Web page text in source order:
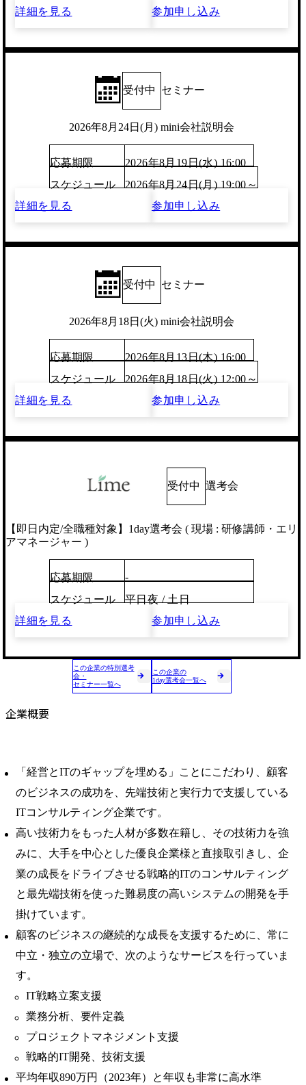
詳細を見る
参加申し込み
受付中 セミナー
2026年8月24日(月) mini会社説明会
応募期限
2026年8月19日(水) 16:00
スケジュール
2026年8月24日(月) 19:00～
詳細を見る
参加申し込み
受付中 セミナー
2026年8月18日(火) mini会社説明会
応募期限
2026年8月13日(木) 16:00
スケジュール
2026年8月18日(火) 12:00～
詳細を見る
参加申し込み
受付中 選考会
【即日内定/全職種対象】1day選考会 ( 現場 : 研修講師・エリ
アマネージャー )
応募期限
-
スケジュール
平日夜 / 土日
詳細を見る
参加申し込み
この企業の特別選考
会・
セミナー一覧へ
この企業の
1day選考会一覧へ
企業概要
「経営とITのギャップを埋める」ことにこだわり、顧客
のビジネスの成功を、先端技術と実行力で支援している
ITコンサルティング企業です。
高い技術力をもった人材が多数在籍し、その技術力を強
みに、大手を中心とした優良企業様と直接取引きし、企
業の成長をドライブさせる戦略的ITのコンサルティング
と最先端技術を使った難易度の高いシステムの開発を手
掛けています。
顧客のビジネスの継続的な成長を支援するために、常に
中立・独立の立場で、次のようなサービスを行っていま
す。
IT戦略立案支援
業務分析、要件定義
プロジェクトマネジメント支援
戦略的IT開発、技術支援
平均年収890万円（2023年）と年収も非常に高水準